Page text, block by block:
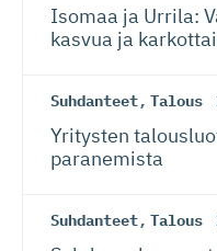
Isomaa ja Urrila:
kasvua ja
Suhdanteet, Talous
Yritysten
paranemista
Suhdanteet, Talous